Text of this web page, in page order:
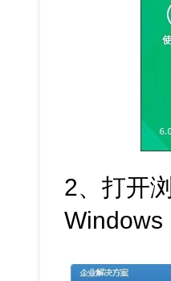
2、打开
Windows